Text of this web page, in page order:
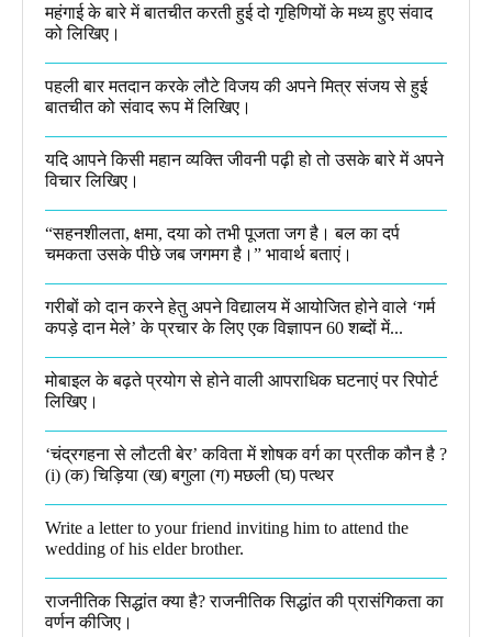
महंगाई के बारे में बातचीत करती हुई दो गृहिणियों के मध्य हुए संवाद
को लिखिए।
पहली बार मतदान करके लौटे विजय की अपने मित्र संजय से हुई
बातचीत को संवाद रूप में लिखिए।
यदि आपने किसी महान व्यक्ति जीवनी पढ़ी हो तो उसके बारे में अपने
विचार लिखिए।
“सहनशीलता, क्षमा, दया को तभी पूजता जग है। बल का दर्प
चमकता उसके पीछे जब जगमग है।”​ भावार्थ बताएं।
गरीबों को दान करने हेतु अपने विद्यालय में आयोजित होने वाले ‘गर्म
कपड़े दान मेले’ के प्रचार के लिए एक विज्ञापन 60 शब्दों में...
मोबाइल के बढ़ते प्रयोग से होने वाली आपराधिक घटनाएं पर रिपोर्ट
लिखिए।
‘चंद्रगहना से लौटती बेर’ कविता में शोषक वर्ग का प्रतीक कौन है ?
(i) (क) चिड़िया (ख) बगुला (ग) मछली (घ) पत्थर
Write a letter to your friend inviting him to attend the
wedding of his elder brother.
राजनीतिक सिद्धांत क्या है? राजनीतिक सिद्धांत की प्रासंगिकता का
वर्णन कीजिए।